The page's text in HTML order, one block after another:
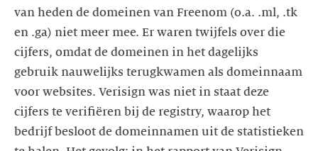
van heden de domeinen van Freenom (o.a. .ml, .tk
en .ga) niet meer mee. Er waren twijfels over die
cijfers, omdat de domeinen in het dagelijks
gebruik nauwelijks terugkwamen als domeinnaam
voor websites. Verisign was niet in staat deze
cijfers te verifiëren bij de registry, waarop het
bedrijf besloot de domeinnamen uit de statistieken